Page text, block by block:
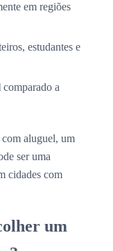
em regiões
estudantes e
comparado a
com aluguel, um
ser uma
cidades com
um